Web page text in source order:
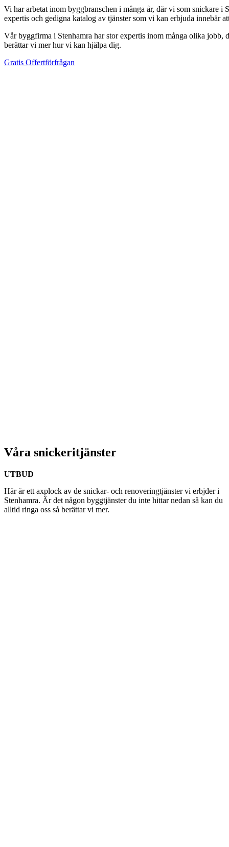
Vi har arbetat inom byggbranschen i många år, där vi som snickare
expertis och gedigna katalog av tjänster som vi kan erbjuda innebär
Vår byggfirma i Stenhamra har stor expertis inom många olika
berättar vi mer hur vi kan hjälpa dig.
Gratis Offertförfrågan
Våra snickeritjänster
UTBUD
Här är ett axplock av de snickar- och renoveringtjänster vi erbjder i
Stenhamra. Är det någon byggtjänster du inte hittar nedan så kan du
alltid ringa oss så berättar vi mer.